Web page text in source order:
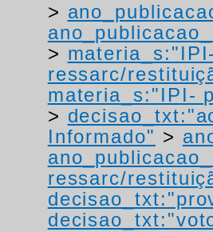
>
>
ressarc/
materia_s:"IPI-
>
Informado" >
ressarc/